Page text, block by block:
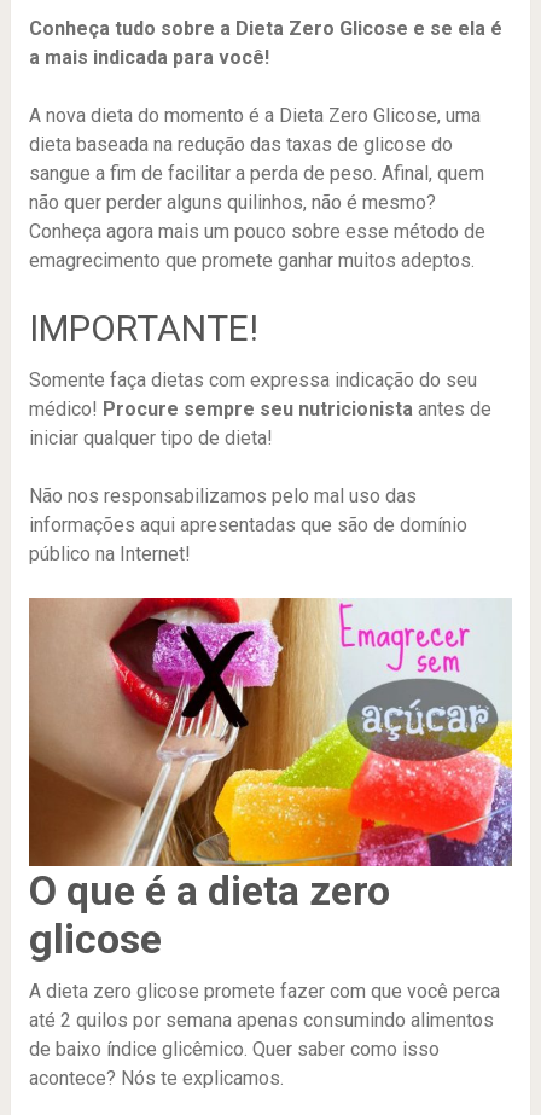
Conheça tudo sobre a Dieta Zero Glicose e se ela é
a mais indicada para você!
A nova dieta do momento é a Dieta Zero Glicose, uma
dieta baseada na redução das taxas de glicose do
sangue a fim de facilitar a perda de peso. Afinal, quem
não quer perder alguns quilinhos, não é mesmo?
Conheça agora mais um pouco sobre esse método de
emagrecimento que promete ganhar muitos adeptos.
IMPORTANTE!
Somente faça dietas com expressa indicação do seu
médico! Procure sempre seu nutricionistaantes de
iniciar qualquer tipo de dieta!
Não nos responsabilizamos pelo mal uso das
informações aqui apresentadas que são de domínio
público na Internet!
O que é a dieta zero
glicose
A dieta zero glicose promete fazer com que você perca
até 2 quilos por semana apenas consumindo alimentos
de baixo índice glicêmico. Quer saber como isso
acontece? Nós te explicamos.